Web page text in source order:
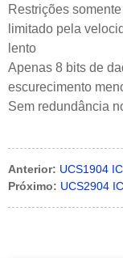
Restrições
limitado pela
lento
Apenas 8 bits de
escurecimento
Sem redundância
Anterior: UCS1904
Próximo: UCS2904